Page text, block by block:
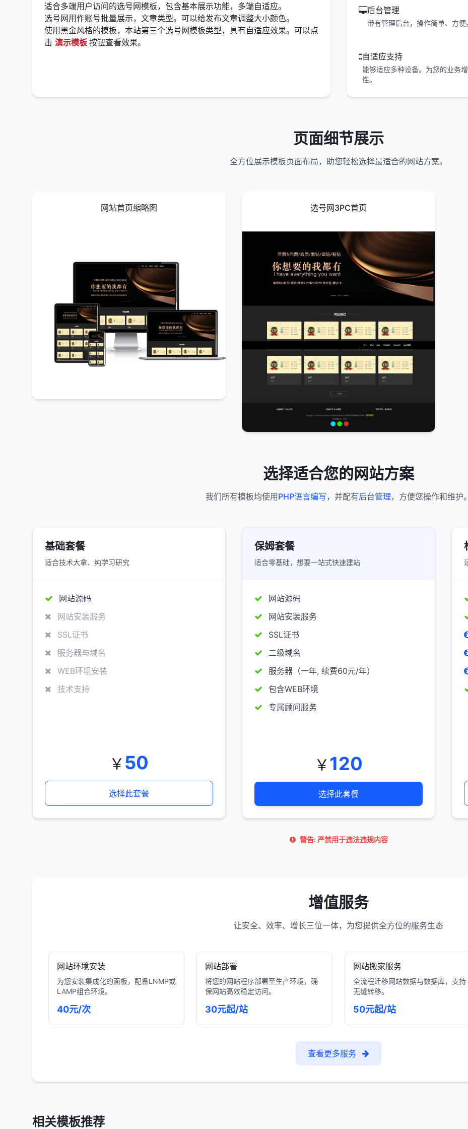
适合多端用户访问的选号网模板，包含基本展示功能，多端自适应。
选号网用作账号批量展示，文章类型。可以给发布文章调整大小颜色。
使用黑金风格的模板，本站第三个选号网模板类型，具有自适应效果。 可以点
击 演示模板 按钮查看效果。
后台管理
带有管理后台，操作简单、方便
自适应支持
能够适应多种设备。为您的业务
性。
页面细节展示
全方位展示模板页面布局，助您轻松选择最适合的网站方案。
网站首页缩略图 选号网3PC首页
选择适合您的网站方案
我们所有模板均使用 PHP语言编写，并配有后台管理，方便您操作和维护。
基础套餐
适合技术大拿、纯学习研究
网站源码
网站安装服务
SSL证书
服务器与域名
WEB环境安装
技术支持
￥50
选择此套餐
保姆套餐
适合零基础，想要一站式快速建站
网站源码
网站安装服务
SSL证书
二级域名
服务器（一年, 续费60元/年）
包含WEB环境
专属顾问服务
￥120
选择此套餐
警告: 严禁用于违法违规内容
增值服务
让安全、效率、增长三位一体，为您提供全方位的服务生态
网站环境安装
为您安装集成化的面板，配备LNMP或
LAMP组合环境。
40元/次
网站部署
将您的网站程序部署至生产环境，确
保网站高效稳定访问。
30元起/站
网站搬家服务
全流程迁移网站数据与数据库，支持
无缝转移。
50元起/站
查看更多服务
相关模板推荐